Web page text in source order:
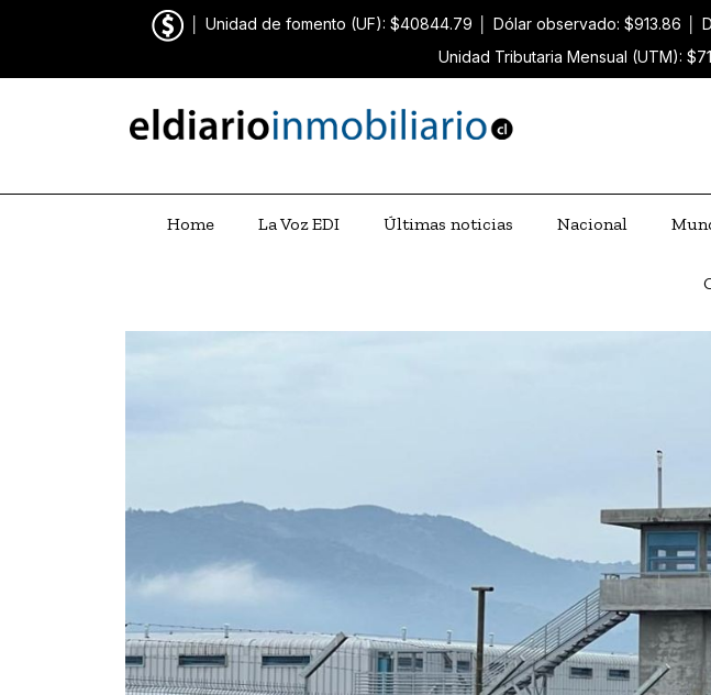
Unidad de fomento (UF): $40844.79 Dólar observado: $913.86
Unidad Tributaria Mensual (UTM):
Home La Voz EDI Últimas noticias Nacional